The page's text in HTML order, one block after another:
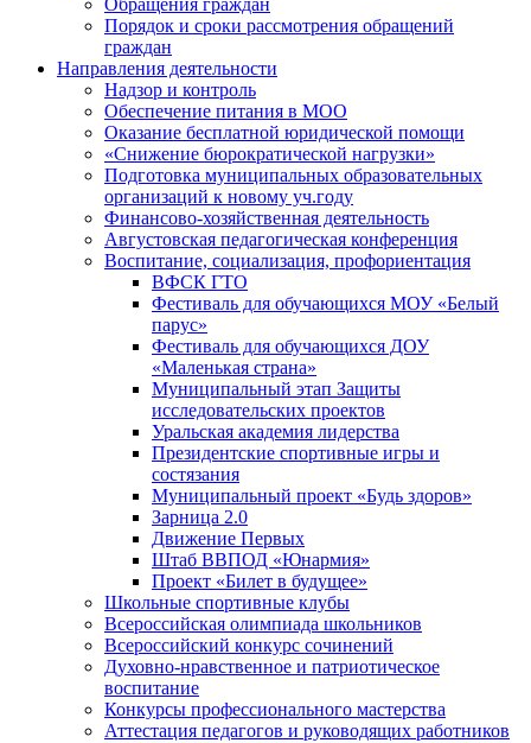
Обращения граждан
Порядок и сроки рассмотрения обращений
граждан
Направления деятельности
Надзор и контроль
Обеспечение питания в МОО
Оказание бесплатной юридической помощи
«Снижение бюрократической нагрузки»
Подготовка муниципальных образовательных
организаций к новому уч.году
Финансово-хозяйственная деятельность
Августовская педагогическая конференция
Воспитание, социализация, профориентация
ВФСК ГТО
Фестиваль для обучающихся МОУ «Белый
парус»
Фестиваль для обучающихся ДОУ
«Маленькая страна»
Муниципальный этап Защиты
исследовательских проектов
Уральская академия лидерства
Президентские спортивные игры и
состязания
Муниципальный проект «Будь здоров»
Зарница 2.0
Движение Первых
Штаб ВВПОД «Юнармия»
Проект «Билет в будущее»
Школьные спортивные клубы
Всероссийская олимпиада школьников
Всероссийский конкурс сочинений
Духовно-нравственное и патриотическое
воспитание
Конкурсы профессионального мастерства
Аттестация педагогов и руководящих работников